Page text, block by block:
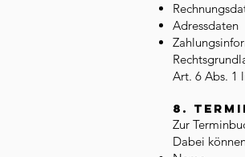
Adressdaten
Art. 6 Abs. 1
8.
Zur
Dabei